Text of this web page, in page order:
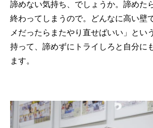
諦めない気持ち、でしょうか。諦めた
終わってしまうので。どんなに高い壁
メだったらまたやり直せばいい」とい
持って、諦めずにトライしろと自分に
ます。